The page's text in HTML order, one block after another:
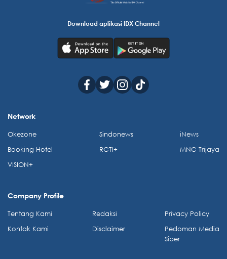
Download aplikasi IDX Channel
Network
Okezone
Booking Hotel
VISION+
Sindonews
RCTI+
iNews
MNC Trijaya
Company Profile
Tentang Kami
Kontak Kami
Redaksi
Disclaimer
Privacy Policy
Pedoman Media
Siber